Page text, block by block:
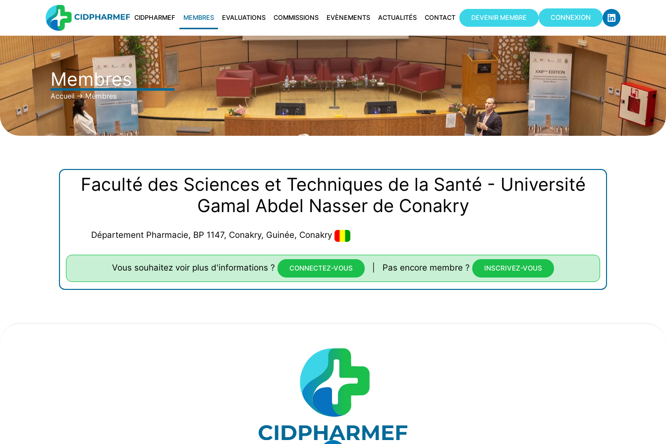
CIDPHARMEF MEMBRES EVALUATIONS COMMISSIONS EVÈNEMENTS ACTUALITÉS CONTACT DEVENIR MEMBRE CONNEXION
Membres
Accueil → Membres
Faculté des Sciences et Techniques de la Santé - Université
Gamal Abdel Nasser de Conakry
Département Pharmacie, BP 1147, Conakry, Guinée, Conakry
Vous souhaitez voir plus d'informations ? CONNECTEZ-VOUS | Pas encore membre ? INSCRIVEZ-VOUS